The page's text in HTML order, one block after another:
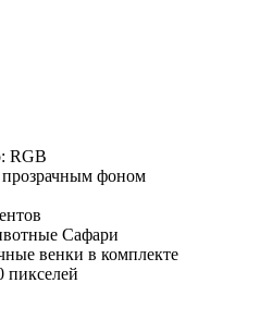
RGB
фоном
Сафари
венки в комплекте
пикселей